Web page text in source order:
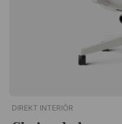
DIREKT INTERIÖR